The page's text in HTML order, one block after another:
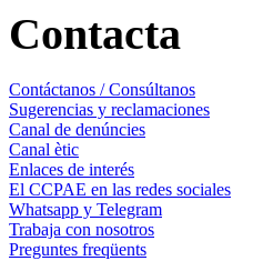
Contacta
Contáctanos / Consúltanos
Sugerencias y reclamaciones
Canal de denúncies
Canal ètic
Enlaces de interés
El CCPAE en las redes sociales
Whatsapp y Telegram
Trabaja con nosotros
Preguntes freqüents